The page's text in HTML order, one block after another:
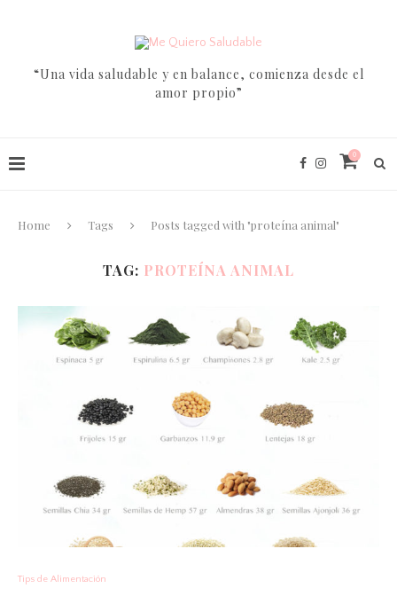
“Una vida saludable y en balance, comienza desde el
amor propio”
0
Home Tags Posts tagged with "proteína animal"
TAG: PROTEÍNA ANIMAL
Tips de Alimentación